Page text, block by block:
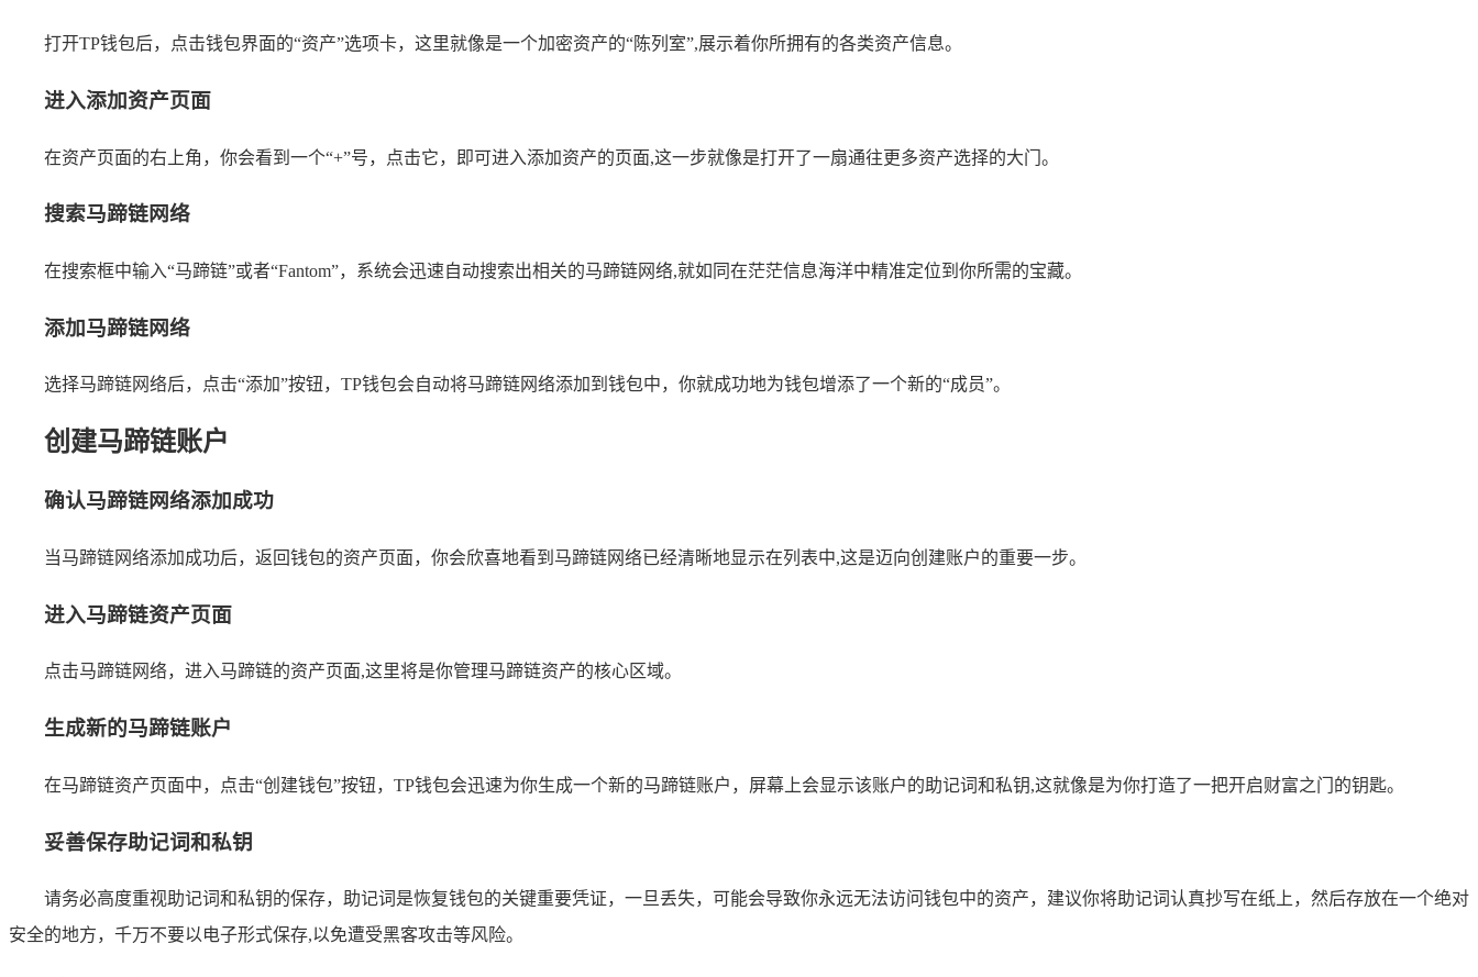
打开TP钱包后，点击钱包界面的“资产”选项卡，这里就像是一个加密资产的“陈列室”,展示着你所拥有的各类资产信息。
进入添加资产页面
在资产页面的右上角，你会看到一个“+”号，点击它，即可进入添加资产的页面,这一步就像是打开了一扇通往更多资产选择的大门。
搜索马蹄链网络
在搜索框中输入“马蹄链”或者“Fantom”，系统会迅速自动搜索出相关的马蹄链网络,就如同在茫茫信息海洋中精准定位到你所需的宝藏。
添加马蹄链网络
选择马蹄链网络后，点击“添加”按钮，TP钱包会自动将马蹄链网络添加到钱包中，你就成功地为钱包增添了一个新的“成员”。
创建马蹄链账户
确认马蹄链网络添加成功
当马蹄链网络添加成功后，返回钱包的资产页面，你会欣喜地看到马蹄链网络已经清晰地显示在列表中,这是迈向创建账户的重要一步。
进入马蹄链资产页面
点击马蹄链网络，进入马蹄链的资产页面,这里将是你管理马蹄链资产的核心区域。
生成新的马蹄链账户
在马蹄链资产页面中，点击“创建钱包”按钮，TP钱包会迅速为你生成一个新的马蹄链账户，屏幕上会显示该账户的助记词和私钥,这就像是为你打造了一把开启财富之门的钥匙。
妥善保存助记词和私钥
请务必高度重视助记词和私钥的保存，助记词是恢复钱包的关键重要凭证，一旦丢失，可能会导致你永远无法访问钱包中的资产，建议你将助记词认真抄写在纸上，然后存放在一个绝对
安全的地方，千万不要以电子形式保存,以免遭受黑客攻击等风险。